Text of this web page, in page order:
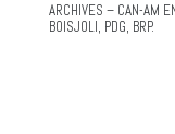
ARCHIVES – CAN-AM
BOISJOLI, PDG, BRP.